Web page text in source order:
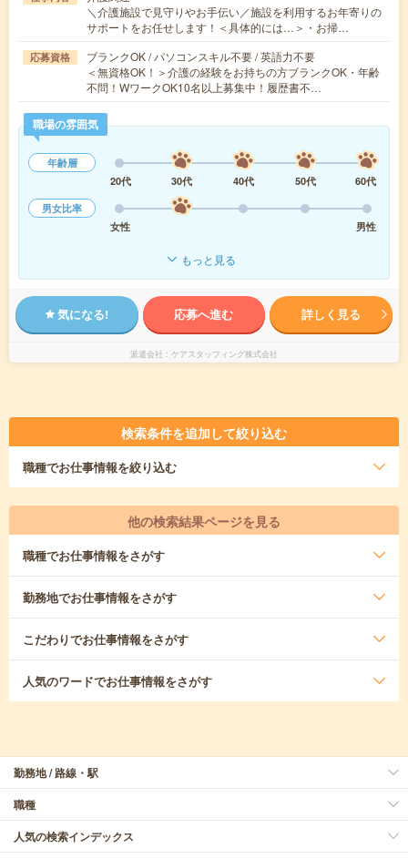
＼介護施設で見守りやお手伝い／施設を利用するお年寄りの
サポートをお任せします！＜具体的には…＞・お掃…
応募資格
ブランクOK / パソコンスキル不要 / 英語力不要
＜無資格OK！＞介護の経験をお持ちの方ブランクOK・年齢
不問！WワークOK10名以上募集中！履歴書不…
職場の雰囲気
年齢層
20代
30代 40代 50代
60代
男女比率
女性
男性
もっと見る
気になる! 応募へ進む 詳しく見る
派遣会社 ケアスタッフィング株式会社
検索条件を追加して絞り込む
職種でお仕事情報を絞り込む
他の検索結果ページを見る
職種でお仕事情報をさがす
勤務地でお仕事情報をさがす
こだわりでお仕事情報をさがす
人気のワードでお仕事情報をさがす
勤務地 / 路線・駅
職種
人気の検索インデックス